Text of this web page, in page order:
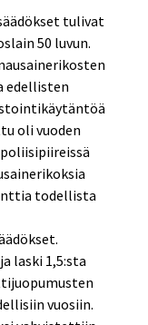
tulivat
50 luvun.
edellisten
oli vuoden
todellista
laski 1,5:sta
vuosiin.